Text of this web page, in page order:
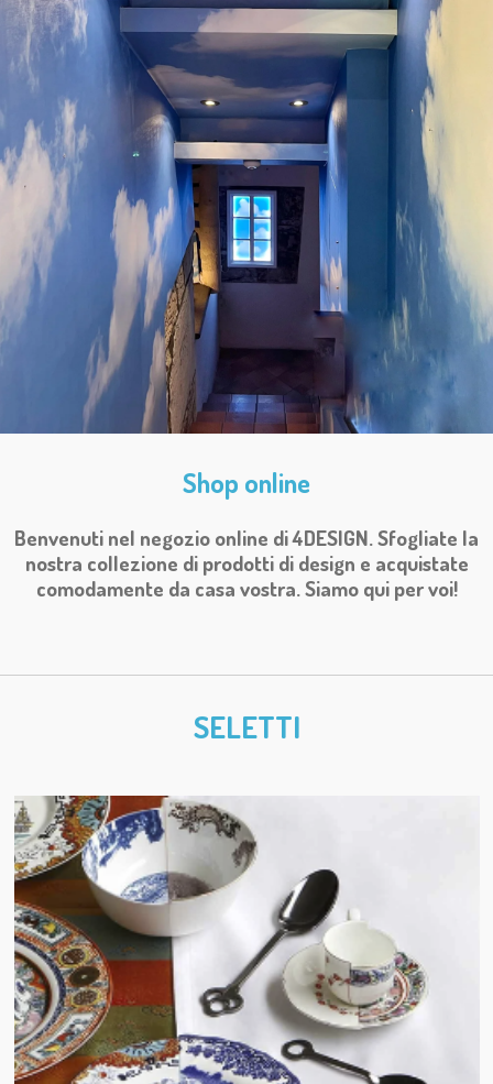
Shop online
Benvenuti nel negozio online di 4DESIGN. Sfogliate la
nostra collezione di prodotti di design e acquistate
comodamente da casa vostra. Siamo qui per voi!
SELETTI